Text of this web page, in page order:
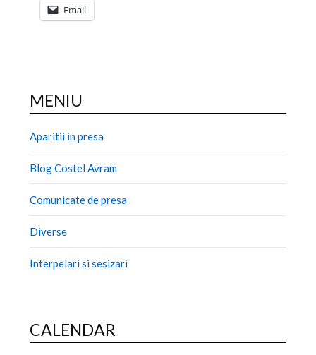
Email
MENIU
Aparitii in presa
Blog Costel Avram
Comunicate de presa
Diverse
Interpelari si sesizari
CALENDAR